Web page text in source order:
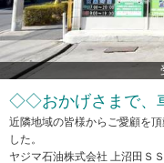
◇◇おかげさまで、
近隣地域の皆様からご愛顧を
した。
ヤジマ石油株式会社 上沼田Ｓ